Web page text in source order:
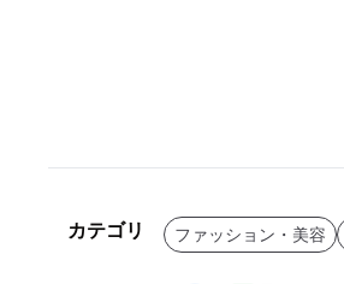
カテゴリ ファッション・美容